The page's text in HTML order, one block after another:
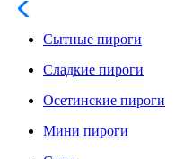
Сытные пироги
Сладкие пироги
Осетинские пироги
Мини пироги